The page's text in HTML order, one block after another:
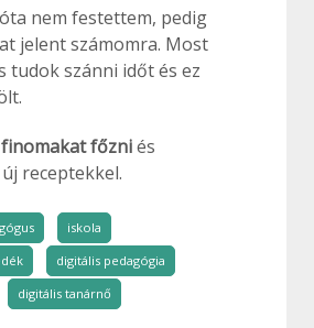
nem festettem, pedig
jelent számomra. Most
tudok szánni időt és ez
finomakat főzniés
receptekkel.
iskola
digitális pedagógia
digitális tanárnő